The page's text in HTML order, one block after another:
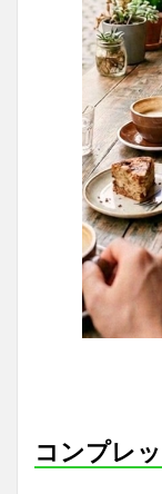
コンプレ